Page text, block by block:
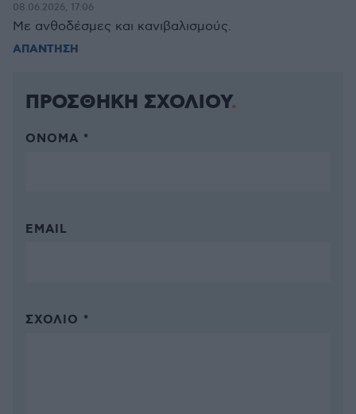
08.06.2026, 17:06
Με ανθοδέσμες και κανιβαλισμούς.
ΑΠΑΝΤΗΣΗ
ΠΡΟΣΘΗΚΗ ΣΧΟΛΙΟΥ
ΌΝΟΜΑ *
EMAIL
ΣΧΌΛΙΟ *